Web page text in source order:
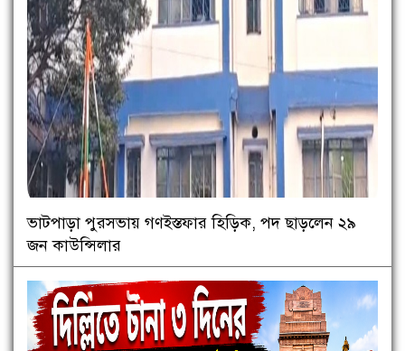
ভাটপাড়া পুরসভায় গণইস্তফার হিড়িক, পদ ছাড়লেন ২৯
জন কাউন্সিলার